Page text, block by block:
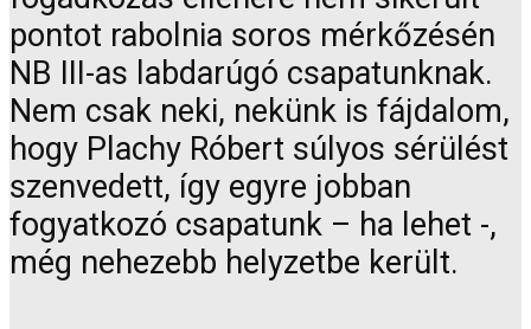
pontot rabolnia soros mérkőzésén
NB III-as labdarúgó csapatunknak.
Nem csak neki, nekünk is fájdalom,
hogy Plachy Róbert súlyos sérülést
szenvedett, így egyre jobban
fogyatkozó csapatunk – ha lehet -,
még nehezebb helyzetbe került.